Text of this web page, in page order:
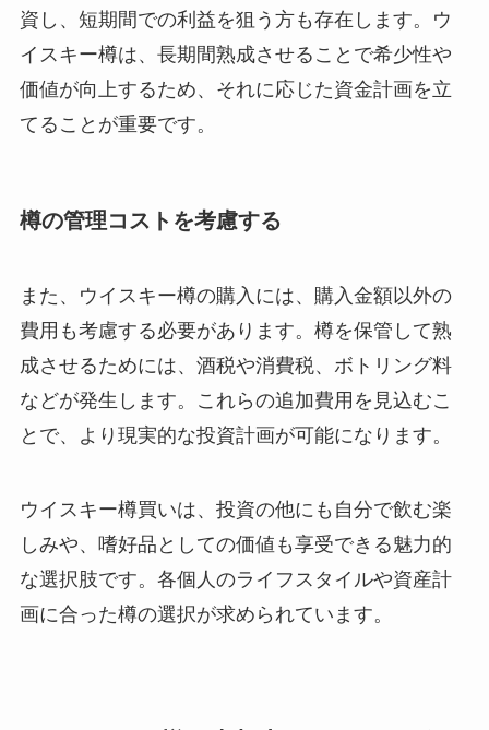
資し、短期間での利益を狙う方も存在します。ウ
イスキー樽は、長期間熟成させることで希少性や
価値が向上するため、それに応じた資金計画を立
てることが重要です。
樽の管理コストを考慮する
また、ウイスキー樽の購入には、購入金額以外の
費用も考慮する必要があります。樽を保管して熟
成させるためには、酒税や消費税、ボトリング料
などが発生します。これらの追加費用を見込むこ
とで、より現実的な投資計画が可能になります。
ウイスキー樽買いは、投資の他にも自分で飲む楽
しみや、嗜好品としての価値も享受できる魅力的
な選択肢です。各個人のライフスタイルや資産計
画に合った樽の選択が求められています。